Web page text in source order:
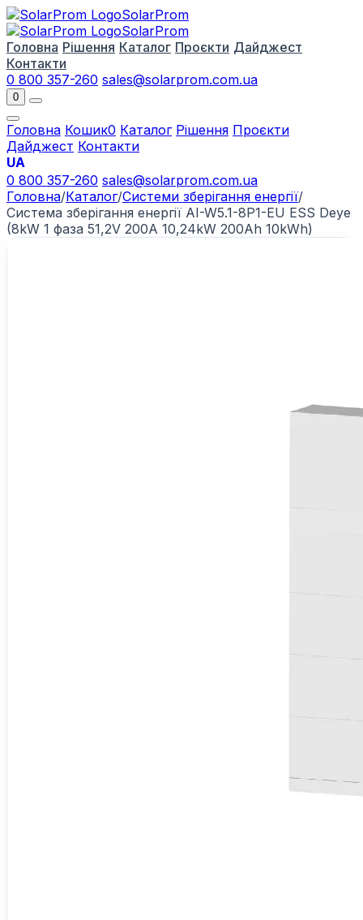
SolarProm
SolarProm
Головна Рішення Каталог Проєкти Дайджест
Контакти
0 800 357-260 sales@solarprom.com.ua
0
Головна Кошик0 Каталог Рішення Проєкти
Дайджест Контакти
UA
0 800 357-260 sales@solarprom.com.ua
Головна/Каталог/Системи зберігання енергії/
Система зберігання енергії AI-W5.1-8P1-EU ESS Deye
(8kW 1 фаза 51,2V 200A 10,24kW 200Ah 10kWh)